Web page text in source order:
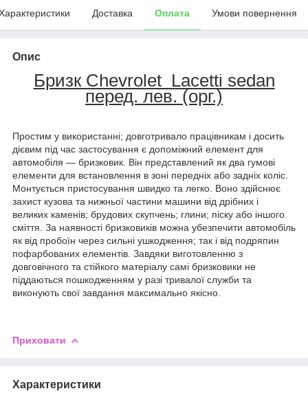
Доставка Оплата Умови повернення
Опис
Бризк Chevrolet Lacetti sedan
перед. лев. (орг.)
Простим у використанні; довготривало працівникам і досить
дієвим під час застосування є допоміжний елемент для
автомобіля — бризковик. Він представлений як два гумові
елементи для встановлення в зоні передніх або задніх коліс.
Монтується пристосування швидко та легко. Воно здійснює
захист кузова та нижньої частини машини від дрібних і
великих каменів; брудових скупчень; глини; піску або іншого
сміття. За наявності бризковиків можна убезпечити автомобіль
як від пробоїн через сильні ушкодження; так і від подряпин
пофарбованих елементів. Завдяки виготовленню з
довговічного та стійкого матеріалу самі бризковики не
піддаються пошкодженням у разі тривалої служби та
виконують свої завдання максимально якісно.
Приховати
Характеристики